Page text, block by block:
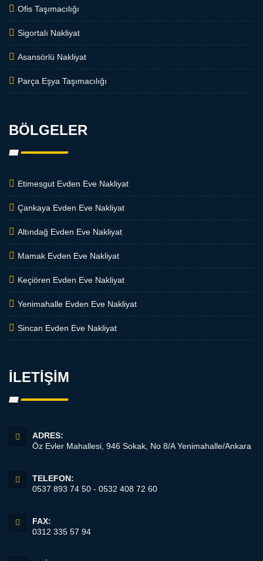
Ofis Taşımacılığı
Sigortalı Nakliyat
Asansörlü Nakliyat
Parça Eşya Taşımacılığı
BÖLGELER
Etimesgut Evden Eve Nakliyat
Çankaya Evden Eve Nakliyat
Altındağ Evden Eve Nakliyat
Mamak Evden Eve Nakliyat
Keçiören Evden Eve Nakliyat
Yenimahalle Evden Eve Nakliyat
Sincan Evden Eve Nakliyat
İLETİŞİM
ADRES:
Öz Evler Mahallesi, 946 Sokak, No 8/A Yenimahalle/Ankara
TELEFON:
0537 893 74 50 - 0532 408 72 60
FAX:
0312 335 57 94